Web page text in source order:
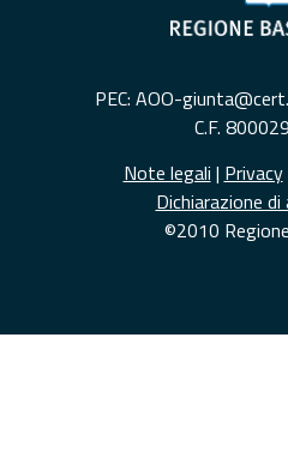
PEC: AOO-
C.F.
Note legali | Privacy
Dichiarazione
©2010